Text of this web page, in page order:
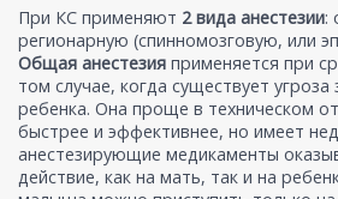
При КС применяют 2 вида анестезии:
регионарную (спинномозговую, или
Общая анестезия применяется при
том случае, когда существует
ребенка. Она проще в техническом
быстрее и эффективнее, но имеет
анестезирующие медикаменты
действие, как на мать, так и на